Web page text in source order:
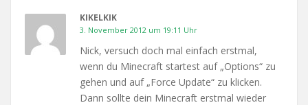
KIKELKIK
3. November 2012 um 19:11 Uhr
Nick, versuch doch mal einfach erstmal,
wenn du Minecraft startest auf „Options“ zu
gehen und auf „Force Update“ zu klicken.
Dann sollte dein Minecraft erstmal wieder